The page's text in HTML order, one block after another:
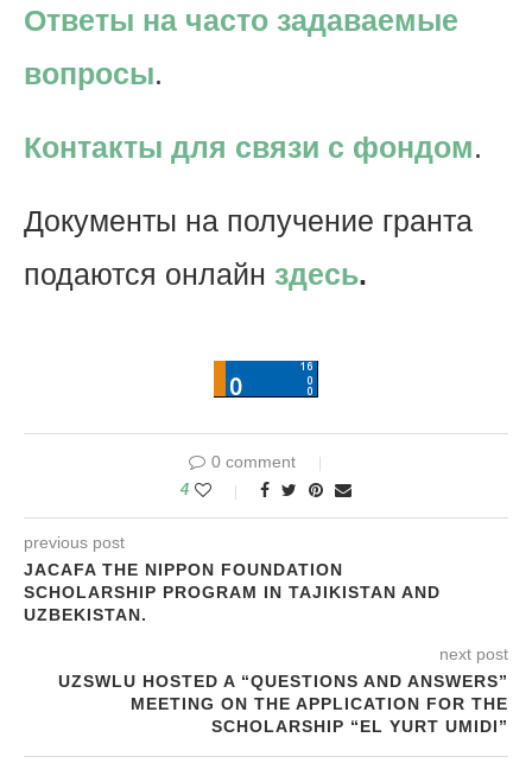
Ответы на часто задаваемые
вопросы.
Контакты для связи с фондом.
Документы на получение гранта
подаются онлайн здесь.
0 comment
4
previous post
JACAFA THE NIPPON FOUNDATION
SCHOLARSHIP PROGRAM IN TAJIKISTAN AND
UZBEKISTAN.
next post
UZSWLU ​​HOSTED A “QUESTIONS AND ANSWERS”
MEETING ON THE APPLICATION FOR THE
SCHOLARSHIP “EL YURT UMIDI”